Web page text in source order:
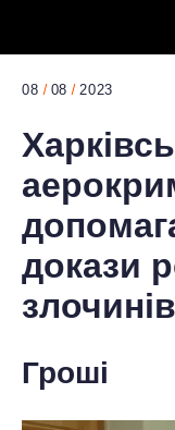
08 08 2023
докази
Гроші